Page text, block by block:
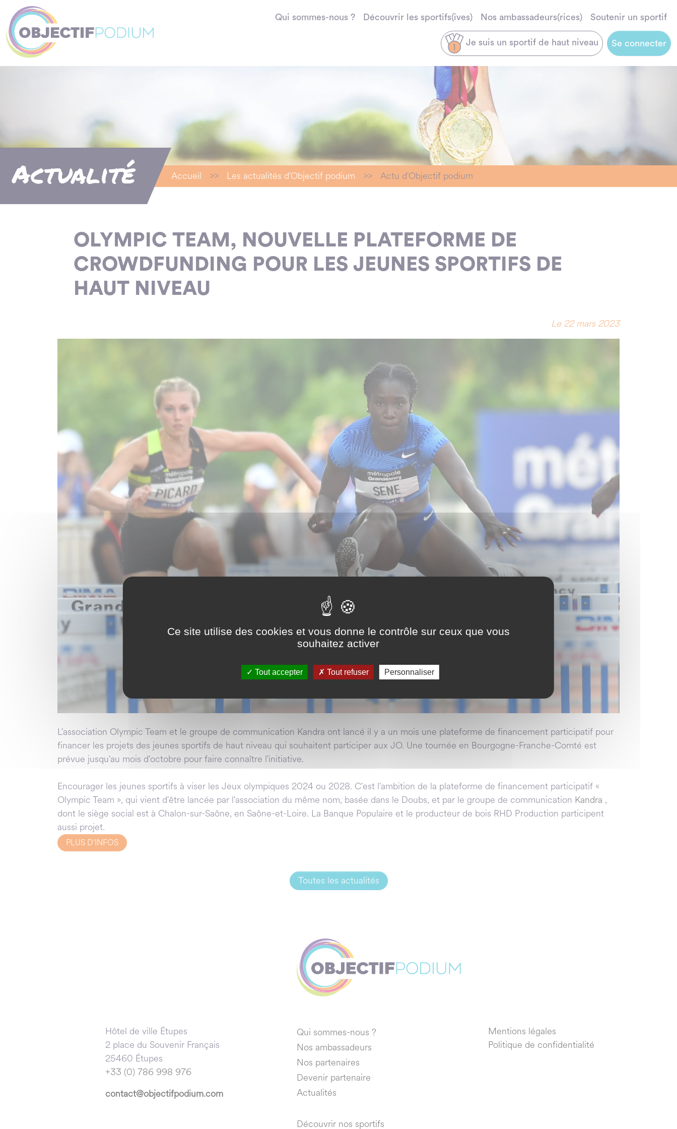
Qui sommes-nous ? Découvrir les sportifs(ives) Nos ambassadeurs(rices) Soutenir un sportif
Je suis un sportif de haut niveau Se connecter
Actualité Accueil >> Les actualités d'Objectif podium >> Actu d'Objectif podium
OLYMPIC TEAM, NOUVELLE PLATEFORME DE
CROWDFUNDING POUR LES JEUNES SPORTIFS DE
HAUT NIVEAU
Le 22 mars 2023
L'association Olympic Team et le groupe de communication Kandra ont lancé il y a un mois une plateforme de financement participatif pour
financer les projets des jeunes sportifs de haut niveau qui souhaitent participer aux JO. Une tournée en Bourgogne-Franche-Comté est
prévue jusqu'au mois d'octobre pour faire connaître l'initiative.
Encourager les jeunes sportifs à viser les Jeux olympiques 2024 ou 2028. C'est l'ambition de la plateforme de financement participatif «
Olympic Team », qui vient d'être lancée par l'association du même nom, basée dans le Doubs, et par le groupe de communication Kandra ,
dont le siège social est à Chalon-sur-Saône, en Saône-et-Loire. La Banque Populaire et le producteur de bois RHD Production participent
aussi projet.
PLUS D'INFOS
Toutes les actualités
Hôtel de ville Étupes
2 place du Souvenir Français
25460 Étupes
+33 (0) 786 998 976
contact@objectifpodium.com
Qui sommes-nous ?
Nos ambassadeurs
Nos partenaires
Devenir partenaire
Actualités
Découvrir nos sportifs
Mentions légales
Politique de confidentialité
Panneau de gestion des cookies
Ce site utilise des cookies et vous donne le contrôle sur ceux que vous
souhaitez activer
Tout accepter Tout refuser Personnaliser